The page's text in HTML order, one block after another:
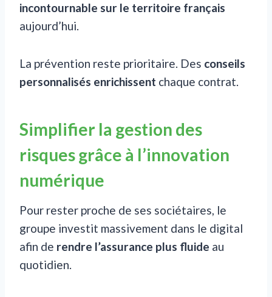
incontournable sur le territoire français
aujourd’hui.
La prévention reste prioritaire. Des conseils
personnalisés enrichissent chaque contrat.
Simplifier la gestion des
risques grâce à l’innovation
numérique
Pour rester proche de ses sociétaires, le
groupe investit massivement dans le digital
afin de rendre l’assurance plus fluide au
quotidien.